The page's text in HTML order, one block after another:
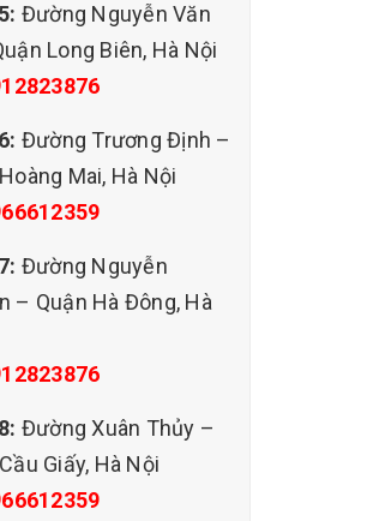
Đường Nguyễn Văn
Long Biên, Hà Nội
Đường Trương Định –
Mai, Hà Nội
Đường Nguyễn
– Quận Hà Đông, Hà
Đường Xuân Thủy –
Giấy, Hà Nội